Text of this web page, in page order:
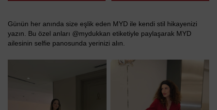
Günün her anında size eşlik eden MYD ile kendi stil hikayenizi
yazın. Bu özel anları @mydukkan etiketiyle paylaşarak MYD
ailesinin selfie panosunda yerinizi alın.